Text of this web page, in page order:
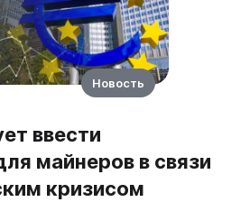
ввести
майнеров в связи
кризисом
Новость